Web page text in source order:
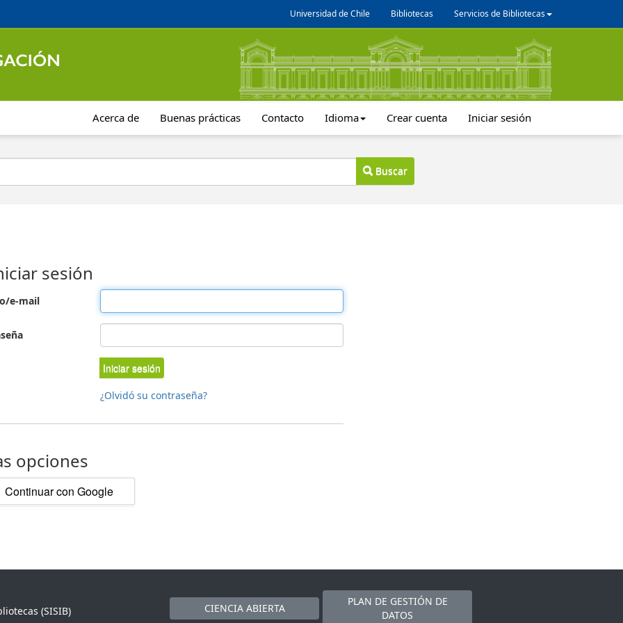
Universidad de Chile Bibliotecas Servicios de Bibliotecas
Acerca de Buenas prácticas Contacto Idioma Crear cuenta Iniciar sesión
Buscar
sesión
e-mail
Iniciar sesión
¿Olvidó su contraseña?
opciones
Continuar con Google
(SISIB)
CIENCIA ABIERTA
PLAN DE GESTIÓN DE
DATOS